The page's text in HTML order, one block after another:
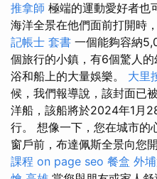
推拿師 極端的運動愛好者也
海洋全景在他們面前打開時
記帳士 套書 一個能夠容納
個旅行的小鎮，有6個驚人
浴和船上的大量娛樂。 大里
候，我們報導說，該封面已
洋船，該船將於2024年1月
行。 想像一下，您在城市的
窗戶前，布達佩斯全景向您
課程 on page seo 餐盒 外